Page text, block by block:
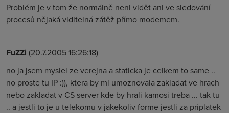
Problém je v tom že normálně neni vidět ani ve sledování
procesů nějaká viditelná zátěž přímo modemem.
FuZZi (20.7.2005 16:26:18)
no ja jsem myslel ze verejna a staticka je celkem to same ..
no proste tu IP :)), ktera by mi umoznovala zakladat ve hrach
nebo zakladat v CS server kde by hrali kamosi treba ... tak tu
.. a jestli to je u telekomu v jakekoliv forme jestli za priplatek